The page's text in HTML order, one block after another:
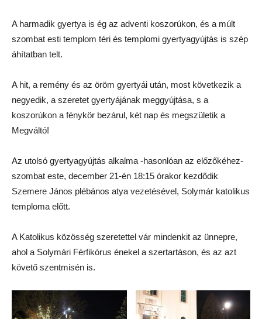
A harmadik gyertya is ég az adventi koszorúkon, és a múlt
szombat esti templom téri és templomi gyertyagyújtás is szép
áhítatban telt.
A hit, a remény és az öröm gyertyái után, most következik a
negyedik, a szeretet gyertyájának meggyújtása, s a
koszorúkon a fénykör bezárul, két nap és megszületik a
Megváltó!
Az utolsó gyertyagyújtás alkalma -hasonlóan az előzőkéhez-
szombat este, december 21-én 18:15 órakor kezdődik
Szemere János plébános atya vezetésével, Solymár katolikus
temploma előtt.
A Katolikus közösség szeretettel vár mindenkit az ünnepre,
ahol a Solymári Férfikórus énekel a szertartáson, és az azt
követő szentmisén is.